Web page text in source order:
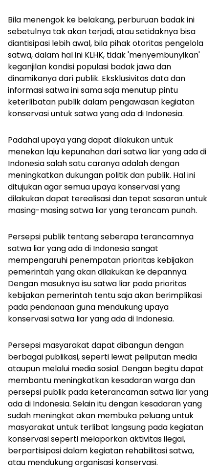
Bila menengok ke belakang, perburuan badak ini
sebetulnya tak akan terjadi, atau setidaknya bisa
diantisipasi lebih awal, bila pihak otoritas pengelola
satwa, dalam hal ini KLHK, tidak 'menyembunyikan'
keganjilan kondisi populasi badak jawa dan
dinamikanya dari publik. Eksklusivitas data dan
informasi satwa ini sama saja menutup pintu
keterlibatan publik dalam pengawasan kegiatan
konservasi untuk satwa yang ada di Indonesia.
Padahal upaya yang dapat dilakukan untuk
menekan laju kepunahan dari satwa liar yang ada di
Indonesia salah satu caranya adalah dengan
meningkatkan dukungan politik dan publik. Hal ini
ditujukan agar semua upaya konservasi yang
dilakukan dapat terealisasi dan tepat sasaran untuk
masing-masing satwa liar yang terancam punah.
Persepsi publik tentang seberapa terancamnya
satwa liar yang ada di Indonesia sangat
mempengaruhi penempatan prioritas kebijakan
pemerintah yang akan dilakukan ke depannya.
Dengan masuknya isu satwa liar pada prioritas
kebijakan pemerintah tentu saja akan berimplikasi
pada pendanaan guna mendukung upaya
konservasi satwa liar yang ada di Indonesia.
Persepsi masyarakat dapat dibangun dengan
berbagai publikasi, seperti lewat peliputan media
ataupun melalui media sosial. Dengan begitu dapat
membantu meningkatkan kesadaran warga dan
persepsi publik pada keterancaman satwa liar yang
ada di Indonesia. Selain itu dengan kesadaran yang
sudah meningkat akan membuka peluang untuk
masyarakat untuk terlibat langsung pada kegiatan
konservasi seperti melaporkan aktivitas ilegal,
berpartisipasi dalam kegiatan rehabilitasi satwa,
atau mendukung organisasi konservasi.